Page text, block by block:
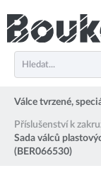
Válce tvrzené,
Příslušenství k
Sada válců
(BER066530)